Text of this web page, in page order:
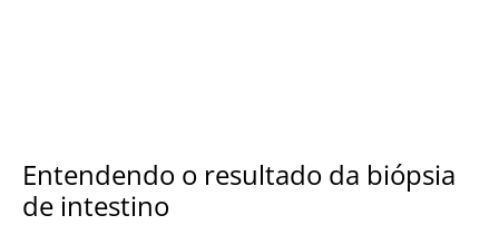
Entendendo o resultado da biópsia
de intestino